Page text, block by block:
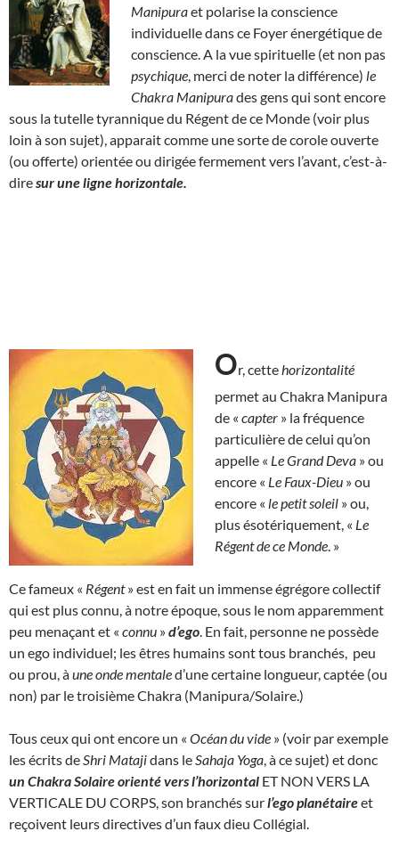
Manipuraet polarise la conscience
individuelle dans ce Foyer énergétique de
conscience. A la vue spirituelle (et non pas
psychique , merci de noter la différence) le
Chakra Manipurades gens qui sont encore
sous la tutelle tyrannique du Régent de ce Monde (voir plus
loin à son sujet), apparait comme une sorte de corole ouverte
(ou offerte) orientée ou dirigée fermement vers l’avant, c’est-à-
diresur une ligne horizontale.
Or, cette horizontalité
permet au Chakra Manipura
de « capter » la fréquence
particulière de celui qu’on
appelle « Le Grand Deva » ou
encore « Le Faux-Dieu » ou
encore « le petit soleil » ou,
plus ésotériquement, « Le
Régent de ce Monde . »
Ce fameux « Régent» est en fait un immense égrégore collectif
qui est plus connu, à notre époque, sous le nom apparemment
peu menaçant et « connu »d’ego . En fait, personne ne possède
un ego individuel; les êtres humains sont tous branchés, peu
ou prou, àune onde mentaled’une certaine longueur, captée (ou
non) par le troisième Chakra (Manipura/Solaire.)
Tous ceux qui ont encore un « Océan du vide » (voir par exemple
les écrits de Shri Matajidans le Sahaja Yoga , à ce sujet) et donc
un Chakra Solaire orienté vers l’horizontal ET NON VERS LA
VERTICALE DU CORPS, son branchés surl’ego planétaireet
reçoivent leurs directives d’un faux dieu Collégial.